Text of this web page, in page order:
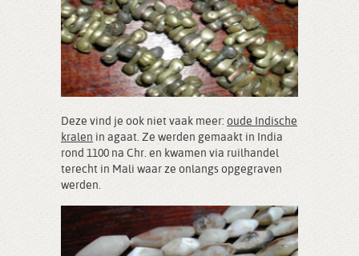
Deze vind je ook niet vaak meer: oude Indische
kralen in agaat. Ze werden gemaakt in India
rond 1100 na Chr. en kwamen via ruilhandel
terecht in Mali waar ze onlangs opgegraven
werden.